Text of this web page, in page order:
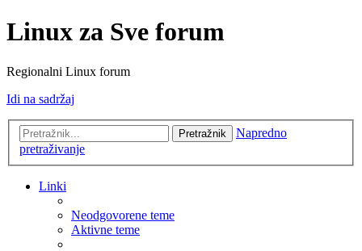
Linux za Sve forum
Regionalni Linux forum
Idi na sadržaj
Pretražnik
Napredno
pretraživanje
Linki
Neodgovorene teme
Aktivne teme